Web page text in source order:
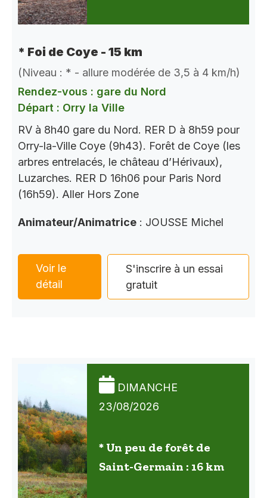
* Foi de Coye - 15 km
(Niveau : * - allure modérée de 3,5 à 4 km/h)
Rendez-vous : gare du Nord
Départ : Orry la Ville
RV à 8h40 gare du Nord. RER D à 8h59 pour
Orry-la-Ville Coye (9h43). Forêt de Coye (les
arbres entrelacés, le château d’Hérivaux),
Luzarches. RER D 16h06 pour Paris Nord
(16h59). Aller Hors Zone
Animateur/Animatrice : JOUSSE Michel
Voir le
détail
S'inscrire à un essai
gratuit
DIMANCHE
23/08/2026
* Un peu de forêt de
Saint-Germain : 16 km